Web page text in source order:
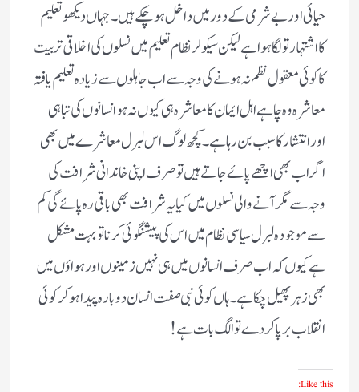
حیائی اور بے شرمی کے دور میں داخل ہو چکے ہیں ‌۔ جہاں دیکھو تعلیم
کا اشتہار تو لگا ہوا ہے لیکن سیکولر نظام تعلیم میں نسلوں کی اخلاقی تربیت
کا کوئی معقول نظم نہ ہونے کی وجہ سے اب جاہلوں سے زیادہ تعلیم یافتہ
معاشرہ وہ چاہے اہل ایمان کا معاشرہ ہی کیوں نہ ہو انسانوں کی تباہی
اور انتشار کا سبب بن رہا ہے ۔کچھ لوگ اس لبرل معاشرے میں بھی
اگر اب بھی اچھے پاۓ جاتے ہیں تو صرف اپنی خاندانی شرافت کی
وجہ سے مگر آنے والی نسلوں میں کیا یہ شرافت بھی باقی رہ پائے گی کم
سے موجودہ لبرل سیاسی نظام میں اس کی پیشنگوئی کرنا تو بہت مشکل
ہے کیوں کہ اب صرف انسانوں میں ہی نہیں زمینوں اور ہواؤں میں
بھی زہر پھیل چکا ہے ۔ہاں کوئی نبی صفت انسان دوبارہ پیدا ہوکر کوئی
انقلاب برپا کر دے تو الگ بات ہے !
Like this: